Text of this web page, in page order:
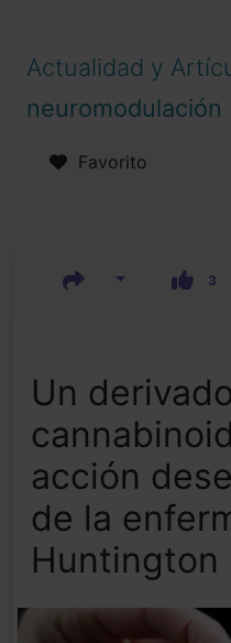
Actualidad y
neuromodulación
Favorito
3
Un
acción
de la
Huntington